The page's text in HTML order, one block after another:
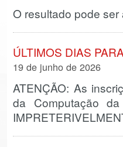
O resultado pode
ÚLTIMOS DIAS
19 de junho de 2026
ATENÇÃO: As
da Computação